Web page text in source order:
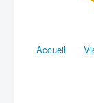
Accueil